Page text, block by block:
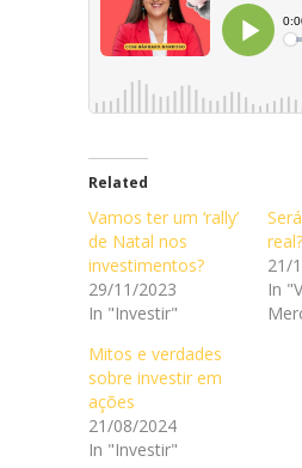
Related
Vamos ter um ‘rally’
de Natal nos
investimentos?
29/11/2023
In "Investir"
real?
21/
In
Mitos e verdades
sobre investir em
ações
21/08/2024
In "Investir"